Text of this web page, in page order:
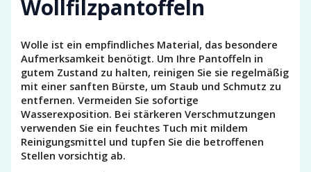
Wollfilzpantoffeln
Wolle ist ein empfindliches Material, das besondere
Aufmerksamkeit benötigt. Um Ihre Pantoffeln in
gutem Zustand zu halten, reinigen Sie sie regelmäßig
mit einer sanften Bürste, um Staub und Schmutz zu
entfernen. Vermeiden Sie sofortige
Wasserexposition. Bei stärkeren Verschmutzungen
verwenden Sie ein feuchtes Tuch mit mildem
Reinigungsmittel und tupfen Sie die betroffenen
Stellen vorsichtig ab.